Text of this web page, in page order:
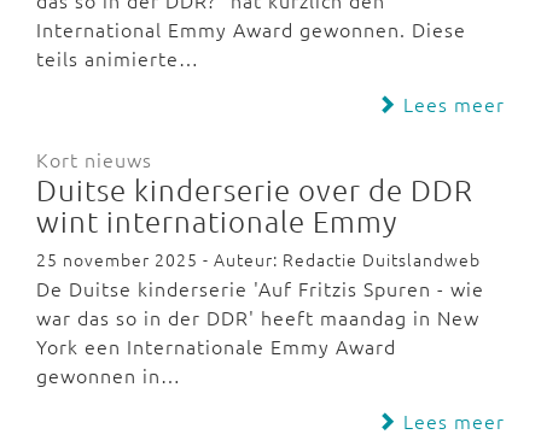
International Emmy Award gewonnen. Diese
teils animierte…
Lees meer
Kort nieuws
Duitse kinderserie over de DDR
wint internationale Emmy
25 november 2025 - Auteur: Redactie Duitslandweb
De Duitse kinderserie 'Auf Fritzis Spuren - wie
war das so in der DDR' heeft maandag in New
York een Internationale Emmy Award
gewonnen in…
Lees meer